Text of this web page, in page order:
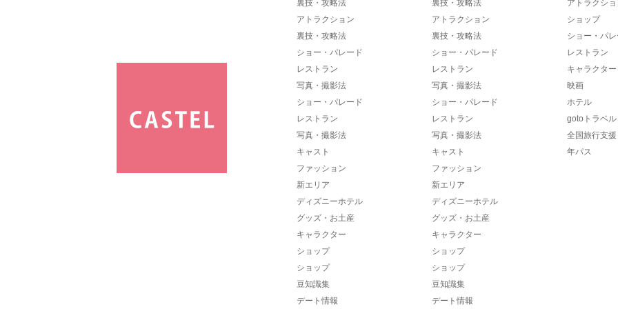
裏技・攻略法
アトラクション
裏技・攻略法
ショー・パレード
レストラン
写真・撮影法
ショー・パレード
レストラン
写真・撮影法
キャスト
ファッション
新エリア
ディズニーホテル
グッズ・お土産
キャラクター
ショップ
ショップ
豆知識集
デート情報
裏技・攻略法
アトラクション
裏技・攻略法
ショー・パレード
レストラン
写真・撮影法
ショー・パレード
レストラン
写真・撮影法
キャスト
ファッション
新エリア
ディズニーホテル
グッズ・お土産
キャラクター
ショップ
ショップ
豆知識集
デート情報
アトラクシ
ショップ
ショー・パ
レストラン
キャラクター
映画
ホテル
gotoトラベル
全国旅行支援
年パス